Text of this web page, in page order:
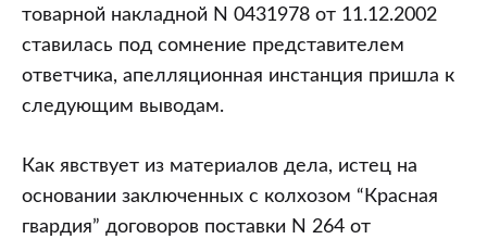
товарной накладной N 0431978 от 11.12.2002
ставилась под сомнение представителем
ответчика, апелляционная инстанция пришла к
следующим выводам.
Как явствует из материалов дела, истец на
основании заключенных с колхозом “Красная
гвардия” договоров поставки N 264 от